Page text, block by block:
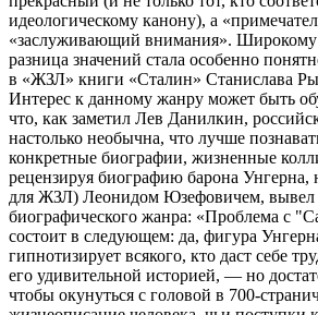
идеологическому канону), а
«заслуживающий внимания». Широкому
разница значений стала особенно
в «ЖЗЛ» книги «Сталин» Станислава
Интерес к данному жанру может быть
что, как заметил Лев Данилкин,
настолько необычна, что лучше
конкретные биографии, жизненные
рецензируя биографию барона
для ЖЗЛ) Леонидом Юзефовичем,
биографического жанра: «Проблема с
состоит в следующем: да, фигура
гипнотизирует всякого, кто даст себе
его удивительной историей, — но
чтобы окунуться с головой в 700-